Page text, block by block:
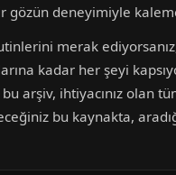
gözün deneyimiyle
merak
kadar her şeyi
arşiv, ihtiyacınız olan
bu kaynakta,